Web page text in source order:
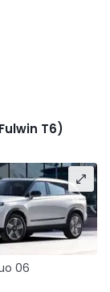
T6)
06